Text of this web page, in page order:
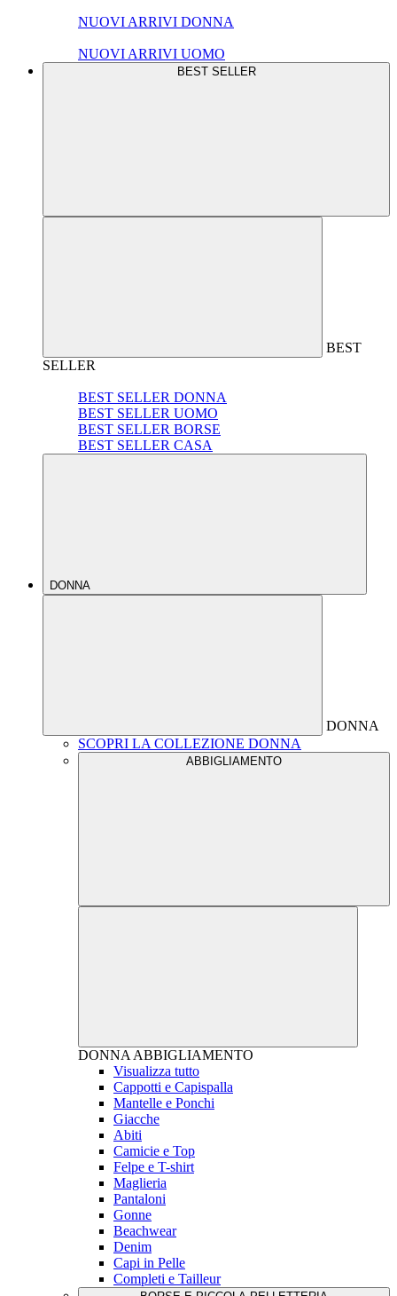
NUOVI ARRIVI DONNA
NUOVI ARRIVI UOMO
BEST SELLER
BEST
SELLER
BEST SELLER DONNA
BEST SELLER UOMO
BEST SELLER BORSE
BEST SELLER CASA
DONNA
DONNA
SCOPRI LA COLLEZIONE DONNA
ABBIGLIAMENTO
DONNA ABBIGLIAMENTO
Visualizza tutto
Cappotti e Capispalla
Mantelle e Ponchi
Giacche
Abiti
Camicie e Top
Felpe e T-shirt
Maglieria
Pantaloni
Gonne
Beachwear
Denim
Capi in Pelle
Completi e Tailleur